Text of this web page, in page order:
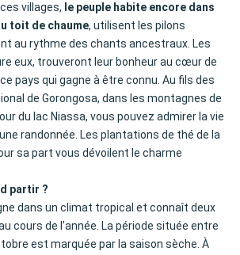
villages, le peuple habite encore dans
toit de chaume, utilisent les pilons
au rythme des chants ancestraux. Les
eux, trouveront leur bonheur au cœur de
pays qui gagne à être connu. Au fils des
de Gorongosa, dans les montagnes de
du lac Niassa, vous pouvez admirer la vie
randonnée. Les plantations de thé de la
sa part vous dévoilent le charme
partir ?
dans un climat tropical et connaît deux
cours de l’année. La période située entre
est marquée par la saison sèche. À